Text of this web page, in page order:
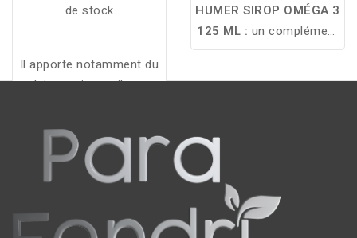
de stock
Il apporte notamment du
calcium qui contribue au
normal, au
fonctionnement normal
des enzymes digestives
et favorise le maintien
d’une ossature normale.
HUMER SIROP OMÉGA 3
125 ML : un complément
alimentaire riche en
croissance et la vitalité
des enfants comme des
adultes.